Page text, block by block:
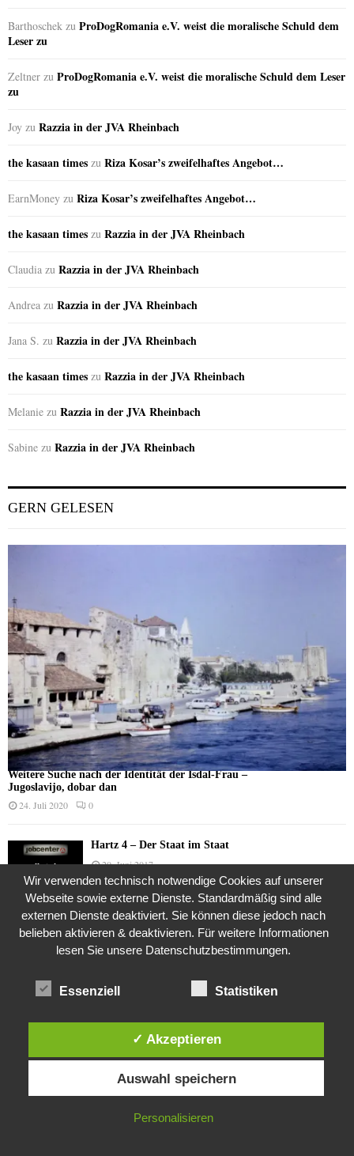
Barthoschek zu ProDogRomania e.V. weist die moralische Schuld dem
Leser zu
Zeltner zu ProDogRomania e.V. weist die moralische Schuld dem Leser
zu
Joy zu Razzia in der JVA Rheinbach
the kasaan times zu Riza Kosar’s zweifelhaftes Angebot…
EarnMoney zu Riza Kosar’s zweifelhaftes Angebot…
the kasaan times zu Razzia in der JVA Rheinbach
Claudia zu Razzia in der JVA Rheinbach
Andrea zu Razzia in der JVA Rheinbach
Jana S. zu Razzia in der JVA Rheinbach
the kasaan times zu Razzia in der JVA Rheinbach
Melanie zu Razzia in der JVA Rheinbach
Sabine zu Razzia in der JVA Rheinbach
GERN GELESEN
Weitere Suche nach der Identität der Isdal-Frau –
Jugoslavijo, dobar dan
24. Juli 2020 0
Hartz 4 – Der Staat im Staat
20. Juni 2017
Das Leben des Lachs
12. Oktober 2020
24. November 2015
Diese Website verwendet Cookies. Durch die weitere Nutzung dieser
Website stimmst du der Verwendung von Cookies zu.
IN ORDNUNG
Wir verwenden technisch notwendige Cookies auf unserer
Webseite sowie externe Dienste. Standardmäßig sind alle
externen Dienste deaktiviert. Sie können diese jedoch nach
belieben aktivieren & deaktivieren. Für weitere Informationen
lesen Sie unsere Datenschutzbestimmungen.
Essenziell Statistiken
✓ Akzeptieren
Auswahl speichern
Personalisieren